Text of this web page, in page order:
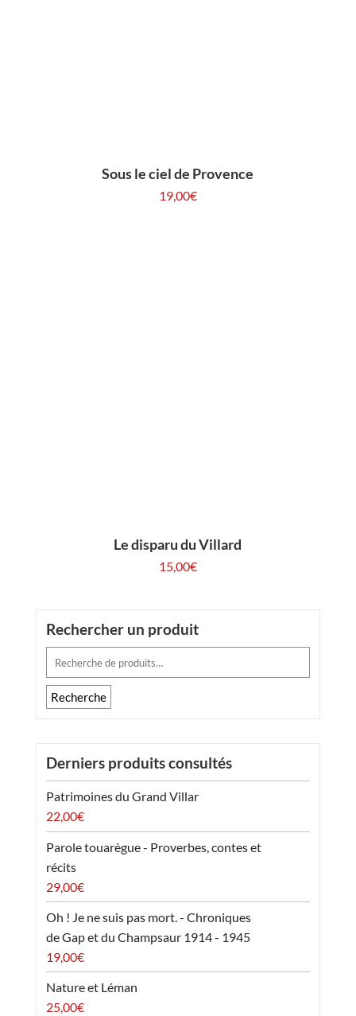
Sous le ciel de Provence
19,00€
Le disparu du Villard
15,00€
Rechercher un produit
Recherche
pour :
Recherche
Derniers produits consultés
Patrimoines du Grand Villar
22,00€
Parole touarègue - Proverbes, contes et
récits
29,00€
Oh ! Je ne suis pas mort. - Chroniques
de Gap et du Champsaur 1914 - 1945
19,00€
Nature et Léman
25,00€